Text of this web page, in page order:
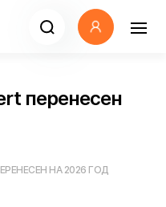
перенесен
НА 2026 ГОД